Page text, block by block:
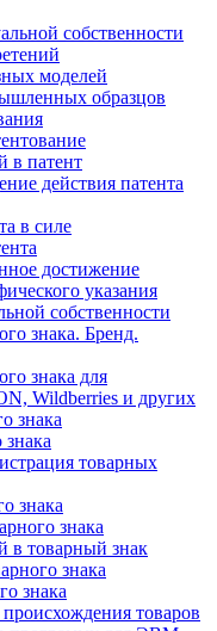
собственности
моделей
образцов
в патент
действия патента
в силе
достижение
указания
собственности
знака. Бренд.
знака для
Wildberries и других
знака
товарных
знака
знака
в товарный знак
знака
знака
товаров